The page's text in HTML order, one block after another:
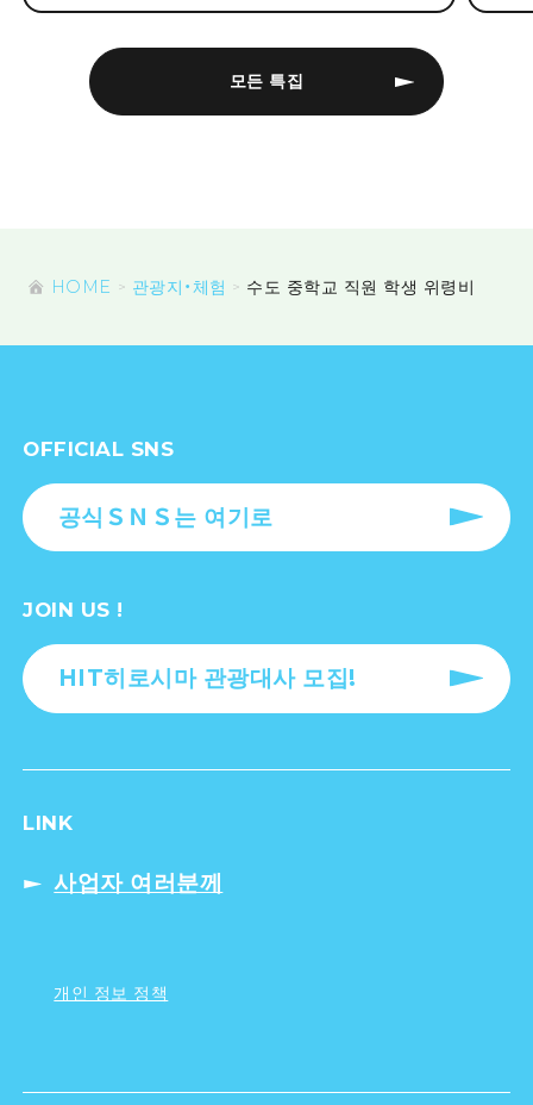
모든 특집
HOME 관광지・체험 수도 중학교 직원 학생 위령비
OFFICIAL SNS
공식ＳＮＳ는 여기로
JOIN US !
HIT히로시마 관광대사 모집!
LINK
사업자 여러분께
개인 정보 정책